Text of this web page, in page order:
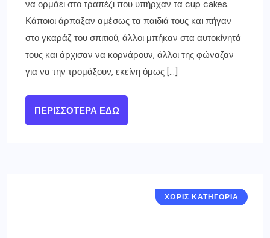
να ορμάει στο τραπέζι που υπήρχαν τα cup cakes.
Κάποιοι άρπαξαν αμέσως τα παιδιά τους και πήγαν
στο γκαράζ του σπιτιού, άλλοι μπήκαν στα αυτοκίνητά
τους και άρχισαν να κορνάρουν, άλλοι της φώναζαν
για να την τρομάξουν, εκείνη όμως […]
ΠΕΡΙΣΣΌΤΕΡΑ ΕΔΏ
ΧΩΡΙΣ ΚΑΤΗΓΟΡΙΑ